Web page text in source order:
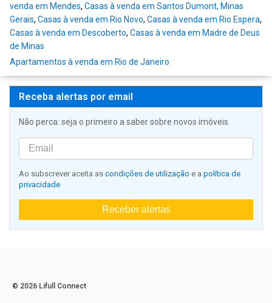
venda em Mendes, Casas à venda em Santos Dumont, Minas
Gerais, Casas à venda em Rio Novo, Casas à venda em Rio Espera,
Casas à venda em Descoberto, Casas à venda em Madre de Deus
de Minas
Apartamentos à venda em Rio de Janeiro
Receba alertas por email
Não perca: seja o primeiro a saber sobre novos imóveis
Ao subscrever aceita as condições de utilização e a política de
privacidade
Receber alertas
© 2026 Lifull Connect